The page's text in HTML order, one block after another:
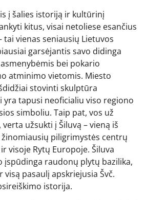
į šalies istoriją ir kultūrinį
kitus, visai netoliese esančius
tai vienas seniausių Lietuvos
garsėjantis savo didinga
bei pokario
atminimo vietomis. Miesto
stovinti skulptūra
yra tapusi neoficialiu viso regiono
simboliu. Taip pat, vos už
užsukti į Šiluvą – vieną iš
piligrimystės centrų
visoje Rytų Europoje. Šiluva
įspūdinga raudonų plytų bazilika,
pasaulį apskriejusia Švč.
istorija.